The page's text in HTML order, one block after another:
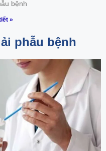
bệnh
»
phẫu bệnh